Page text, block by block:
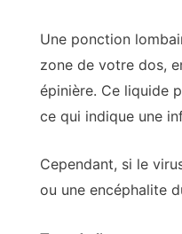
Une ponction
zone de votre dos,
épinière. Ce liquide
ce qui indique une
Cependant, si le
ou une encéphalite